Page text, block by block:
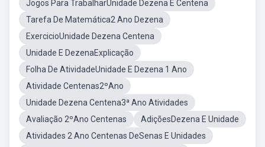
Jogos Para TrabalharUnidade Dezena E Centena
Tarefa De Matemática2 Ano Dezena
ExercicioUnidade Dezena Centena
Unidade E DezenaExplicação
Folha De AtividadeUnidade E Dezena 1 Ano
Atividade Centenas2ºAno
Unidade Dezena Centena3ª Ano Atividades
Avaliação 2ºAno Centenas
AdiçõesDezena E Unidade
Atividades 2 Ano Centenas DeSenas E Unidades